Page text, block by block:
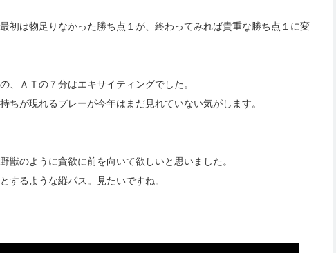
初は物足りなかった勝ち点１が、終わってみれば貴重な勝ち点１に変
、ＡＴの７分はエキサイティングでした。
ちが現れるプレーが今年はまだ見れていない気がします。
のように貪欲に前を向いて欲しいと思いました。
するような縦パス。見たいですね。